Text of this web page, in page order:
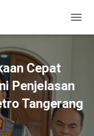
Cepat
Penjelasan
Tangerang